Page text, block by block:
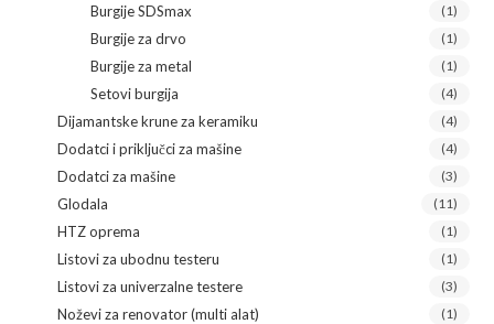
Burgije SDSmax (1)
Burgije za drvo (1)
Burgije za metal (1)
Setovi burgija (4)
Dijamantske krune za keramiku (4)
Dodatci i priključci za mašine (4)
Dodatci za mašine (3)
Glodala (11)
HTZ oprema (1)
Listovi za ubodnu testeru (1)
Listovi za univerzalne testere (3)
Noževi za renovator (multi alat) (1)